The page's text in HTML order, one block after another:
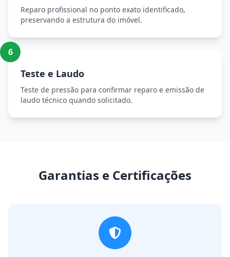
Reparo profissional no ponto exato identificado,
preservando a estrutura do imóvel.
6
Teste e Laudo
Teste de pressão para confirmar reparo e emissão de
laudo técnico quando solicitado.
Garantias e Certificações